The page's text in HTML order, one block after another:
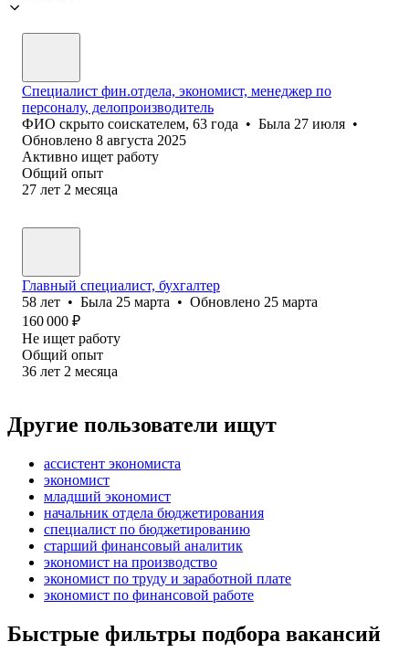
Специалист фин.отдела, экономист, менеджер по
персоналу, делопроизводитель
ФИО скрыто соискателем, 63 года • Была 27 июля •
Обновлено 8 августа 2025
Активно ищет работу
Общий опыт
27 лет 2 месяца
Главный специалист, бухгалтер
58 лет • Была 25 марта • Обновлено 25 марта
160 000 ₽
Не ищет работу
Общий опыт
36 лет 2 месяца
Другие пользователи ищут
ассистент экономиста
экономист
младший экономист
начальник отдела бюджетирования
специалист по бюджетированию
старший финансовый аналитик
экономист на производство
экономист по труду и заработной плате
экономист по финансовой работе
Быстрые фильтры подбора вакансий